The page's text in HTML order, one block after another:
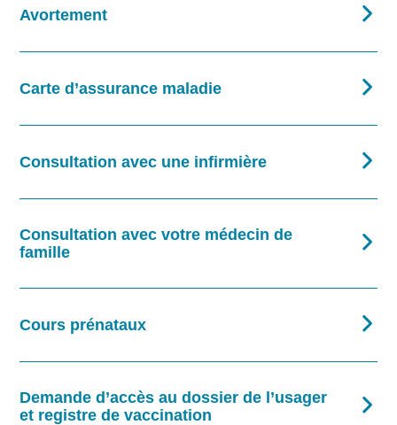
Avortement
Carte d’assurance maladie
Consultation avec une infirmière
Consultation avec votre médecin de
famille
Cours prénataux
Demande d’accès au dossier de l’usager
et registre de vaccination